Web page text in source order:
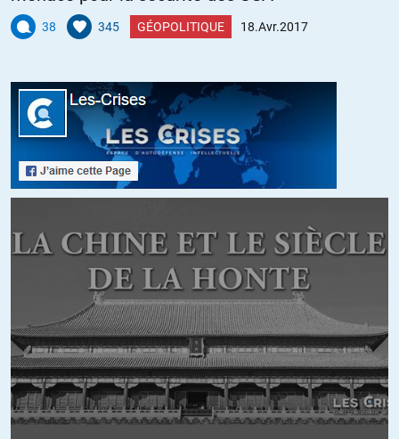
Manifestement le journal le Monde est passé du journalisme à la
propagande et cette tribune en est exemple.
Monde en décomposition et Naufrage d’une journaliste – les
mensonges et la propagande à laquelle se livre le Monde.
https://russeurope.hypotheses.org/5910
On attend avec impatience les corrections du Decodex sur les
http://www.lemonde.fr/idees/article/2017/04/15/presidentielle-
crise-de-nerfs-nationale_5111781_3232.html
http://www.lemonde.fr/politique/article/2017/04/11/jacques-
sapir-premier-du-non_5109353_823448.html
+17 ALERTER
Libraire//19.04.2017 à 09h48
38 345 GÉOPOLITIQUE 18.Avr.2017